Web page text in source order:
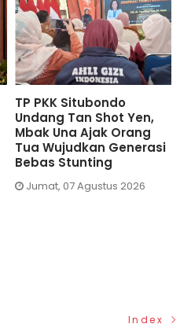
Shot Yen,
Ajak Orang
Generasi
Agustus 2026
Diundang TP
Situbondo,
Ungkap
Sehat dan
Index